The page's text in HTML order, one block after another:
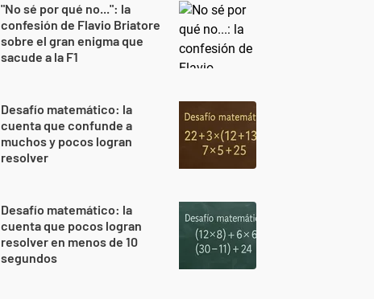
"No sé por qué no...": la
confesión de Flavio Briatore
sobre el gran enigma que
sacude a la F1
Desafío matemático: la
cuenta que confunde a
muchos y pocos logran
resolver
Desafío matemático: la
cuenta que pocos logran
resolver en menos de 10
segundos